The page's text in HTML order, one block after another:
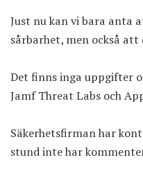
Just nu kan vi bara anta
sårbarhet, men också
Det finns inga uppgifter
Jamf Threat Labs och
Säkerhetsfirman har
stund inte har